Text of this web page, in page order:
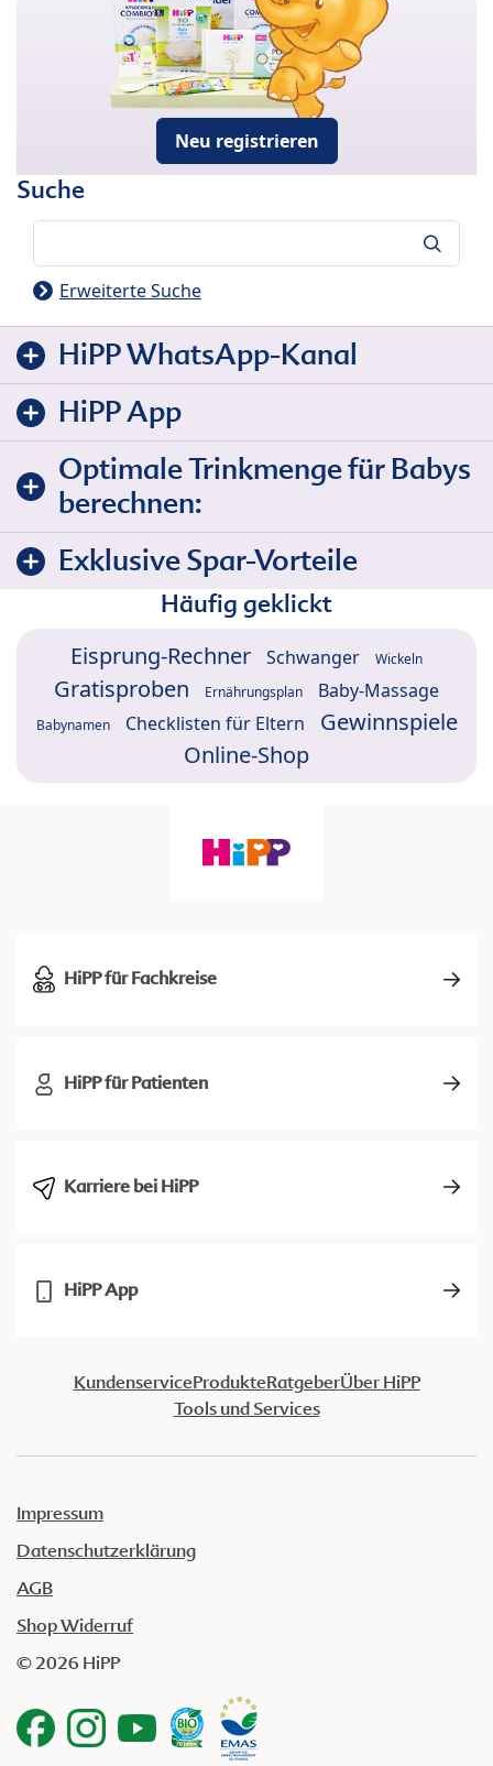
Neu registrieren
Suche
Erweiterte Suche
HiPP WhatsApp-Kanal
HiPP App
Optimale Trinkmenge für Babys
berechnen:
Exklusive Spar-Vorteile
Häufig geklickt
Eisprung-Rechner Schwanger Wickeln
Gratisproben Ernährungsplan Baby-Massage
Babynamen Checklisten für Eltern
Gewinnspiele
Online-Shop
HiPP für Fachkreise
HiPP für Patienten
Karriere bei HiPP
HiPP App
KundenserviceProdukteRatgeberÜber HiPP
Tools und Services
Impressum
Datenschutzerklärung
AGB
Shop Widerruf
© 2026 HiPP